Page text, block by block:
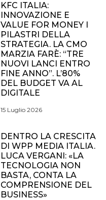
KFC ITALIA:
INNOVAZIONE E
VALUE FOR MONEY I
PILASTRI DELLA
STRATEGIA. LA CMO
MARZIA FARÈ: “TRE
NUOVI LANCI ENTRO
FINE ANNO”. L’80%
DEL BUDGET VA AL
DIGITALE
15 Luglio 2026
DENTRO LA CRESCITA
DI WPP MEDIA ITALIA.
LUCA VERGANI: «LA
TECNOLOGIA NON
BASTA, CONTA LA
COMPRENSIONE DEL
BUSINESS»